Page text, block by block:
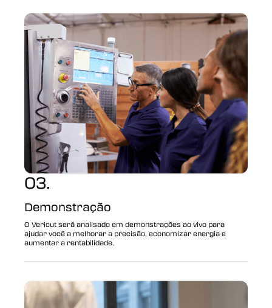
03.
Demonstração
O Vericut será analisado em demonstrações ao vivo para
ajudar você a melhorar a precisão, economizar energia e
aumentar a rentabilidade.